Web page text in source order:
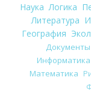
Наука Логика
Литература
География
Документы
Информатика
Математика